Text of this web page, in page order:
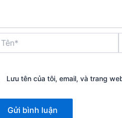
Lưu tên của tôi, email, và trang